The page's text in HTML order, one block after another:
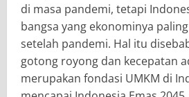
di masa pandemi, tetapi
bangsa yang ekonominya
setelah pandemi. Hal itu
gotong royong dan kecepatan
merupakan fondasi UMKM di